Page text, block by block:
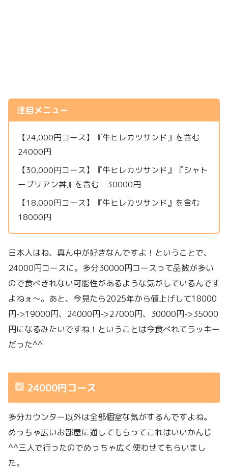
注目メニュー
【24,000円コース】『牛ヒレカツサンド』を含む
24000円
【30,000円コース】『牛ヒレカツサンド』『シャト
ーブリアン丼』を含む 30000円
【18,000円コース】『牛ヒレカツサンド』を含む
18000円
日本人はね、真ん中が好きなんですよ！ということで、
24000円コースに。多分30000円コースって品数が多い
ので食べきれない可能性があるような気がしているんです
よねぇ〜。あと、今見たら2025年から値上げして18000
円->19000円、24000円->27000円、30000円->35000
円になるみたいですね！ということは今食べれてラッキー
だった^^
24000円コース
多分カウンター以外は全部個室な気がするんですよね。
めっちゃ広いお部屋に通してもらってこれはいいかんじ
^^三人で行ったのでめっちゃ広く使わせてもらいまし
た。